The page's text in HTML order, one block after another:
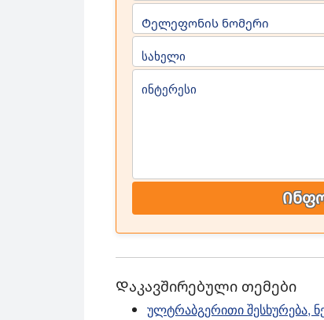
Ტელეფონის ნომერი
სახელი
ინტერესი
Დაკავშირებული თემები
ულტრაბგერითი შესხურება,